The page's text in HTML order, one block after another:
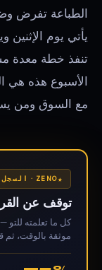
الطباعة تفرض
يأتي يوم الإثنين
تنفذ خطة معدة
الأسبوع هذه هي
مع السوق ومن
ZENO · السجل المباشر
توقف عن
كل ما تعلمته
موثقة بالوقت، ثم